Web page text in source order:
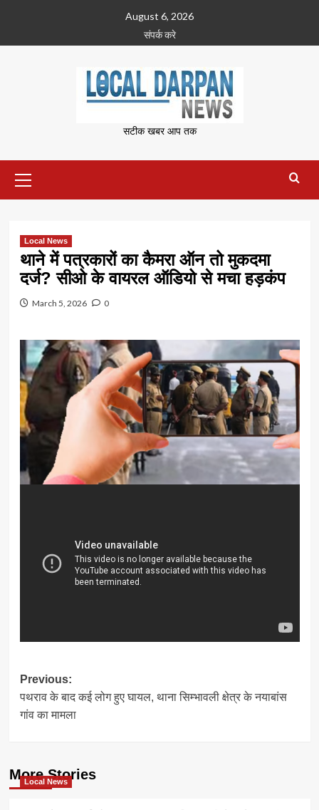
content
August 6, 2026
संपर्क करे
सटीक खबर आप तक
Menu
Local News
थाने में पत्रकारों का कैमरा ऑन तो मुकदमा
दर्ज? सीओ के वायरल ऑडियो से मचा हड़कंप
March 5, 2026 0
Post
navigation
Previous:
पथराव के बाद कई लोग हुए घायल, थाना सिम्भावली क्षेत्र के नयाबांस
गांव का मामला
More Stories
Local News